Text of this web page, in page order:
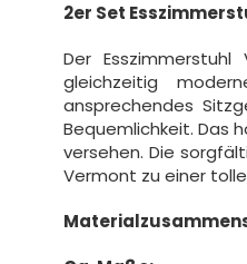
2er Set
Der
gleichzeitig
ansprechendes
Bequemlichkeit. Das
versehen. Die
Vermont zu einer